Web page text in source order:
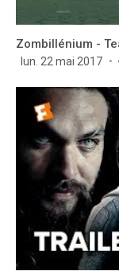
Zombillénium -
lun. 22 mai 2017